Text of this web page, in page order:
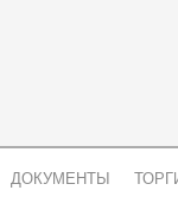
ДОКУМЕНТЫ